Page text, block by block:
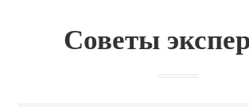
Советы